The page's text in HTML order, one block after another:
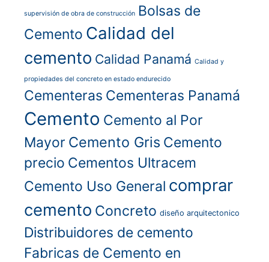
supervisión de obra de construcción Bolsas de
Cemento Calidad del
cemento Calidad Panamá Calidad y
propiedades del concreto en estado endurecido
Cementeras Cementeras Panamá
Cemento Cemento al Por
Mayor Cemento Gris Cemento
precio Cementos Ultracem
Cemento Uso General comprar
cemento Concreto diseño arquitectonico
Distribuidores de cemento
Fabricas de Cemento en